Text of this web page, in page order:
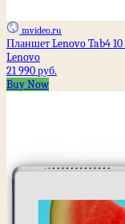
mvideo.ru
Планшет Lenovo Tab4
Lenovo
21 990 руб.
Buy Now